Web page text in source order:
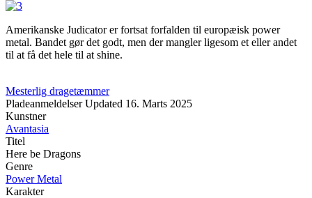
Amerikanske Judicator er fortsat forfalden til europæisk power
metal. Bandet gør det godt, men der mangler ligesom et eller andet
til at få det hele til at shine.
Mesterlig dragetæmmer
Pladeanmeldelser Updated 16. Marts 2025
Kunstner
Avantasia
Titel
Here be Dragons
Genre
Power Metal
Karakter